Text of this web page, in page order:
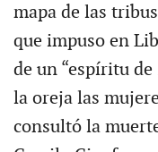
mapa de las
que impuso en
de un “espíritu
la oreja las
consultó la